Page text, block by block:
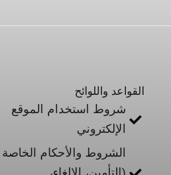
القواعد واللوائح
شروط استخدام الموقع
الإلكتروني
الشروط والأحكام الخاصة